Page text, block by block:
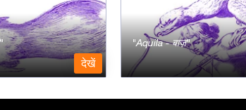
देखें
Aquila - बाज़